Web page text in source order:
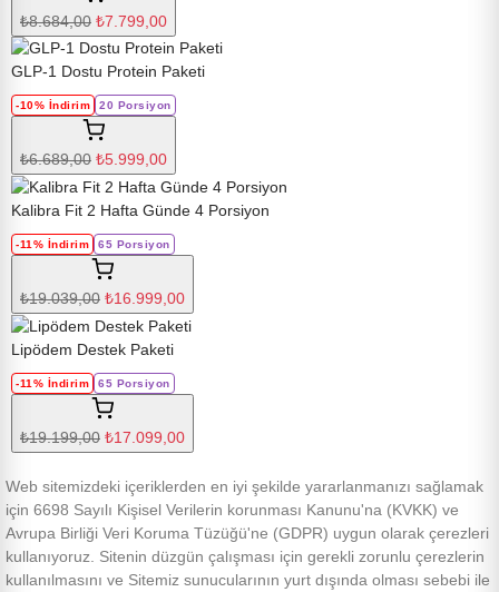
₺8.684,00 ₺7.799,00
GLP-1 Dostu Protein Paketi
-10% İndirim 20 Porsiyon
₺6.689,00 ₺5.999,00
Kalibra Fit 2 Hafta Günde 4 Porsiyon
-11% İndirim 65 Porsiyon
₺19.039,00 ₺16.999,00
Lipödem Destek Paketi
-11% İndirim 65 Porsiyon
₺19.199,00 ₺17.099,00
Web sitemizdeki içeriklerden en iyi şekilde yararlanmanızı sağlamak
için 6698 Sayılı Kişisel Verilerin korunması Kanunu'na (KVKK) ve
Avrupa Birliği Veri Koruma Tüzüğü'ne (GDPR) uygun olarak çerezleri
kullanıyoruz. Sitenin düzgün çalışması için gerekli zorunlu çerezlerin
kullanılmasını ve Sitemiz sunucularının yurt dışında olması sebebi ile